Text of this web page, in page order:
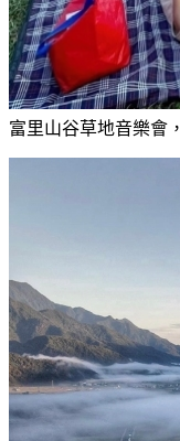
富里山谷草地音樂會